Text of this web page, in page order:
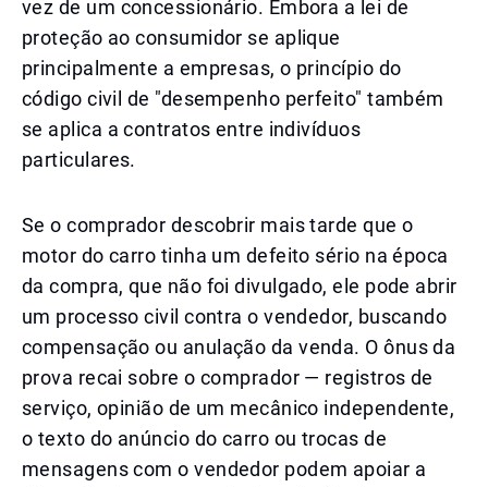
vez de um concessionário. Embora a lei de
proteção ao consumidor se aplique
principalmente a empresas, o princípio do
código civil de "desempenho perfeito" também
se aplica a contratos entre indivíduos
particulares.
Se o comprador descobrir mais tarde que o
motor do carro tinha um defeito sério na época
da compra, que não foi divulgado, ele pode abrir
um processo civil contra o vendedor, buscando
compensação ou anulação da venda. O ônus da
prova recai sobre o comprador — registros de
serviço, opinião de um mecânico independente,
o texto do anúncio do carro ou trocas de
mensagens com o vendedor podem apoiar a